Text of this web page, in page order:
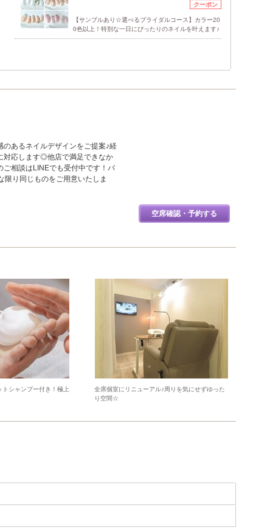
クーポン
【サンプルあり☆選べるブライダルコース】カラー20
0色以上！特別な一日にぴったりのネイルを叶えます♪
あるネイルデザインをご提案♪経
対応します◎他店で満足できなか
ご相談はLINEでも受付中です！パ
限り同じものをご用意いたしま
空席確認・予約する
トシャンプー付き！極上
全席個室にリニューアル♪周りを気にせずゆった
り空間☆